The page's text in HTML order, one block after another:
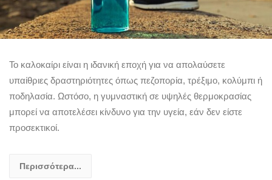
Το καλοκαίρι είναι η ιδανική εποχή για να απολαύσετε
υπαίθριες δραστηριότητες όπως πεζοπορία, τρέξιμο, κολύμπι ή
ποδηλασία. Ωστόσο, η γυμναστική σε υψηλές θερμοκρασίας
μπορεί να αποτελέσει κίνδυνο για την υγεία, εάν δεν είστε
προσεκτικοί.
Περισσότερα...